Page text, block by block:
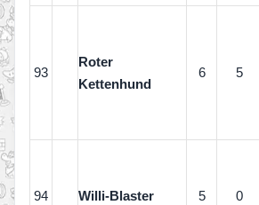
93
Roter
Kettenhund
6 5
94 Willi-Blaster 5 0